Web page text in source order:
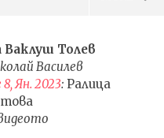
NOW VIEWING
Толев
Василев
Ян. 2023:Ралица